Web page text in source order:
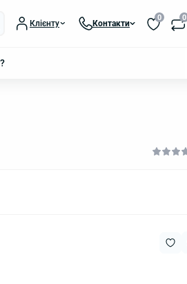
Клієнту Контакти
0 0